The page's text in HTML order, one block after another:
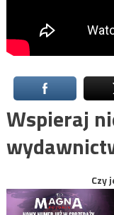
Wspieraj
Czy